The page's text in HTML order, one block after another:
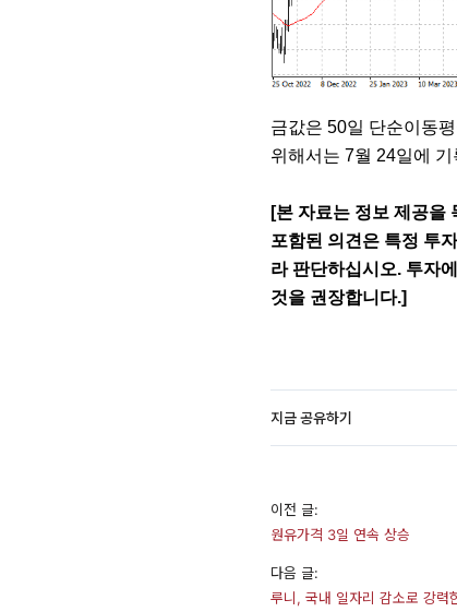
금값은 50일 단순이동
위해서는 7월 24일에
[본 자료는 정보 제공을
포함된 의견은 특정 투
라 판단하십시오. 투자
것을 권장합니다.]
지금 공유하기
이전 글:
원유가격 3일 연속 상승
다음 글:
루니, 국내 일자리 감소로 강력